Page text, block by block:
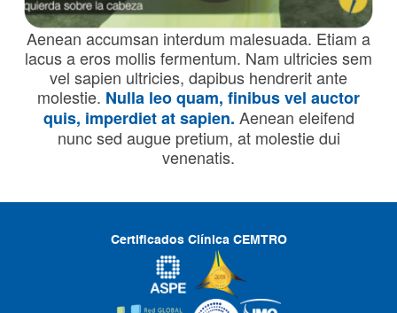
Aenean accumsan interdum malesuada. Etiam a
lacus a eros mollis fermentum. Nam ultricies sem
vel sapien ultricies, dapibus hendrerit ante
molestie. Nulla leo quam, finibus vel auctor
quis, imperdiet at sapien. Aenean eleifend
nunc sed augue pretium, at molestie dui
venenatis.
Certificados Clínica CEMTRO